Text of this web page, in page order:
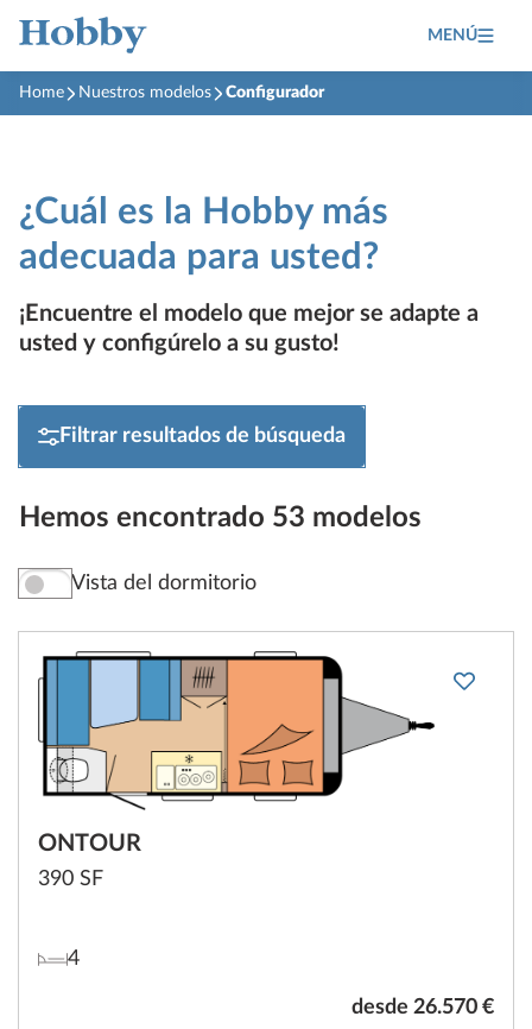
MENÚ
Home Nuestros modelos Configurador
¿Cuál es la Hobby más
adecuada para usted?
¡Encuentre el modelo que mejor se adapte a
usted y configúrelo a su gusto!
Filtrar resultados de búsqueda
Hemos encontrado 53 modelos
Vista del dormitorio
ONTOUR
390 SF
4
desde 26.570 €